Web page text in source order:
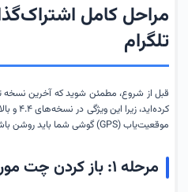
مراحل کامل
تلگرام
قبل از شروع، مطمئن شوید که آخرین
موقعیت‌یاب (GPS) گوشی شما باید روشن باشد.
مرحله ۱: باز کردن چت مورد نظر